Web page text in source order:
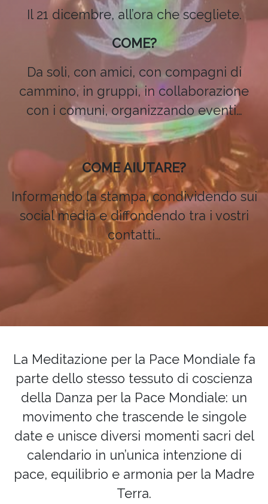
Il 21 dicembre, all’ora che scegliete.
COME?
Da soli, con amici, con compagni di
cammino, in gruppi, in collaborazione
con i comuni, organizzando eventi…
COME AIUTARE?
Informando la stampa, condividendo sui
social media e diffondendo tra i vostri
contatti…
La Meditazione per la Pace Mondiale fa
parte dello stesso tessuto di coscienza
della Danza per la Pace Mondiale: un
movimento che trascende le singole
date e unisce diversi momenti sacri del
calendario in un’unica intenzione di
pace, equilibrio e armonia per la Madre
Terra.